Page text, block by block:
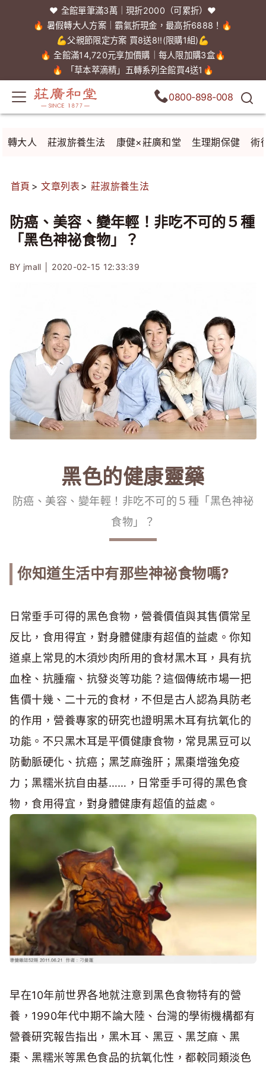
❤️ 全館單筆滿3萬｜現折2000（可累折）❤️
🔥 暑假轉大人方案｜霸氣折現金，最高折6888！🔥
💪父親節限定方案 買8送8!!(限購1組)💪
🔥 全館滿14,720元享加價購｜每人限加購3盒🔥
🔥 「草本萃滴精」五轉系列全館買4送1🔥
0800-898-008
轉大人 莊淑旂養生法 康健×莊廣和堂 生理期保健 術
首頁 文章列表 莊淑旂養生法
防癌、美容、變年輕！非吃不可的５種
「黑色神祕食物」？
BY jmall │ 2020-02-15 12:33:39
黑色的健康靈藥
防癌、美容、變年輕！非吃不可的５種「黑色神祕
食物」？
你知道生活中有那些神祕食物嗎?
日常垂手可得的黑色食物，營養價值與其售價常呈
反比，食用得宜，對身體健康有超值的益處。你知
道桌上常見的木須炒肉所用的食材黑木耳，具有抗
血栓、抗腫瘤、抗發炎等功能？這個傳統市場一把
售價十幾、二十元的食材，不但是古人認為具防老
的作用，營養專家的研究也證明黑木耳有抗氧化的
功能。不只黑木耳是平價健康食物，常見黑豆可以
防動脈硬化、抗癌；黑芝麻強肝；黑棗增強免疫
力；黑糯米抗自由基……，日常垂手可得的黑色食
物，食用得宜，對身體健康有超值的益處。
早在10年前世界各地就注意到黑色食物特有的營
養，1990年代中期不論大陸、台灣的學術機構都有
營養研究報告指出，黑木耳、黑豆、黑芝麻、黑
棗、黑糯米等黑色食品的抗氧化性，都較同類淡色